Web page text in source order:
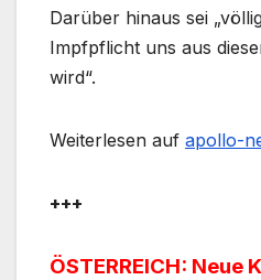
Darüber hinaus sei
Impfpflicht uns aus
wird“.
Weiterlesen auf apollo-
+++
ÖSTERREICH: Neue